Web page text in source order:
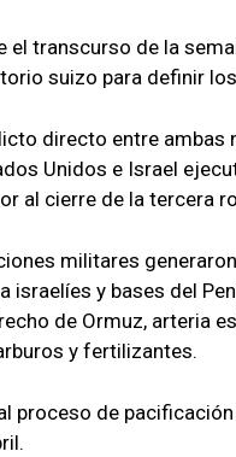
el transcurso de la
suizo para definir
directo entre ambas
Unidos e Israel
al cierre de la tercera
militares
israelíes y bases del
de Ormuz, arteria
y fertilizantes.
proceso de